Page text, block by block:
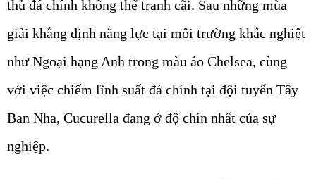
thủ đá chính không thể tranh cãi. Sau những mùa
giải khẳng định năng lực tại môi trường khắc nghiệt
như Ngoại hạng Anh trong màu áo Chelsea, cùng
với việc chiếm lĩnh suất đá chính tại đội tuyển Tây
Ban Nha, Cucurella đang ở độ chín nhất của sự
nghiệp.